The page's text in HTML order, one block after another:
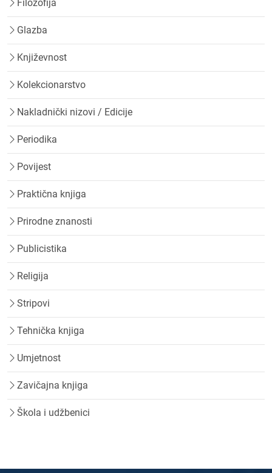
Filozofija
Glazba
Književnost
Kolekcionarstvo
Nakladnički nizovi / Edicije
Periodika
Povijest
Praktična knjiga
Prirodne znanosti
Publicistika
Religija
Stripovi
Tehnička knjiga
Umjetnost
Zavičajna knjiga
Škola i udžbenici